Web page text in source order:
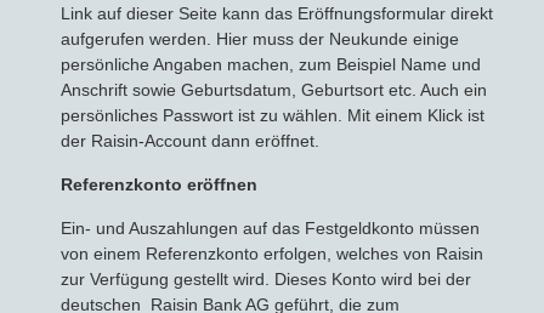
Link auf dieser Seite kann das Eröffnungsformular direkt
aufgerufen werden. Hier muss der Neukunde einige
persönliche Angaben machen, zum Beispiel Name und
Anschrift sowie Geburtsdatum, Geburtsort etc. Auch ein
persönliches Passwort ist zu wählen. Mit einem Klick ist
der Raisin-Account dann eröffnet.
Referenzkonto eröffnen
Ein- und Auszahlungen auf das Festgeldkonto müssen
von einem Referenzkonto erfolgen, welches von Raisin
zur Verfügung gestellt wird. Dieses Konto wird bei der
deutschen Raisin Bank AG geführt, die zum